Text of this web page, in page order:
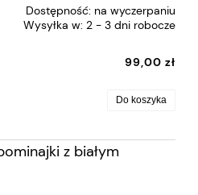
Dostępność: na wyczerpaniu
Wysyłka w: 2 - 3 dni robocze
99,00 zł
Do koszyka
z białym